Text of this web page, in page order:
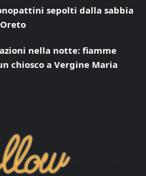
sepolti dalla sabbia
nella notte: fiamme
chiosco a Vergine Maria